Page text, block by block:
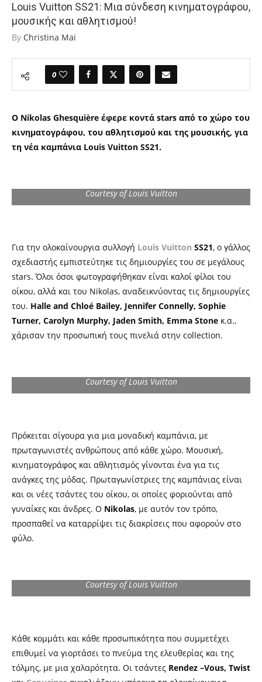
Louis Vuitton SS21: Μια σύνδεση κινηματογράφου,
μουσικής και αθλητισμού!
By Christina Mai
0
Ο Nikolas Ghesquière έφερε κοντά stars από το χώρο του
κινηματογράφου, του αθλητισμού και της μουσικής, για
τη νέα καμπάνια Louis Vuitton SS21.
Courtesy of Louis Vuitton
Για την ολοκαίνουργια συλλογή Louis Vuitton SS21, ο γάλλος
σχεδιαστής εμπιστεύτηκε τις δημιουργίες του σε μεγάλους
stars. Όλοι όσοι φωτογραφήθηκαν είναι καλοί φίλοι του
οίκου, αλλά και του Nikolas, αναδεικνύοντας τις δημιουργίες
του. Halle and Chloé Bailey, Jennifer Connelly, Sophie
Turner, Carolyn Murphy, Jaden Smith, Emma Stone κ.α.,
χάρισαν την προσωπική τους πινελιά στην collection.
Courtesy of Louis Vuitton
Πρόκειται σίγουρα για μια μοναδική καμπάνια, με
πρωταγωνιστές ανθρώπους από κάθε χώρο. Μουσική,
κινηματογράφος και αθλητισμός γίνονται ένα για τις
ανάγκες της μόδας. Πρωταγωνίστριες της καμπάνιας είναι
και οι νέες τσάντες του οίκου, οι οποίες φοριούνται από
γυναίκες και άνδρες. Ο Nikolas, με αυτόν τον τρόπο,
προσπαθεί να καταρρίψει τις διακρίσεις που αφορούν στο
φύλο.
Courtesy of Louis Vuitton
Κάθε κομμάτι και κάθε προσωπικότητα που συμμετέχει
επιθυμεί να γιορτάσει το πνεύμα της ελευθερίας και της
τόλμης, με μια χαλαρότητα. Οι τσάντες Rendez –Vous, Twist